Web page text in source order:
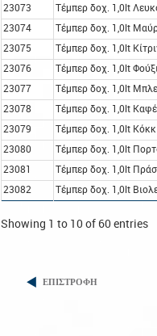
23073
Τέμπερ δοχ. 1,0lt
23074
Τέμπερ δοχ. 1,0lt
23075
Τέμπερ δοχ. 1,0lt
23076
Τέμπερ δοχ. 1,0lt
23077
Τέμπερ δοχ. 1,0lt
23078
Τέμπερ δοχ. 1,0lt
23079
Τέμπερ δοχ. 1,0lt
23080
Τέμπερ δοχ. 1,0lt
23081
Τέμπερ δοχ. 1,0lt
23082
Τέμπερ δοχ. 1,0lt
Showing 1 to 10 of 60 entries
ΕΠΙΣΤΡΟΦΗ